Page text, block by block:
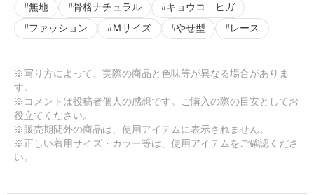
無地
骨格ナチュラル
キョウコ ヒガ
ファッション
Ｍサイズ やせ型 レース
※写り方によって、実際の商品と色味等が異なる場合がありま
す。
※コメントは投稿者個人の感想です。ご購入の際の目安としてお
役立てください。
※販売期間外の商品は、使用アイテムに表示されません。
※正しい着用サイズ・カラー等は、使用アイテムをご確認くださ
い。